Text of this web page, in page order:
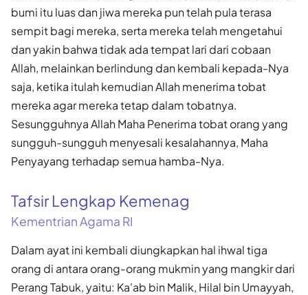
bumi itu luas dan jiwa mereka pun telah pula terasa
sempit bagi mereka, serta mereka telah mengetahui
dan yakin bahwa tidak ada tempat lari dari cobaan
Allah, melainkan berlindung dan kembali kepada-Nya
saja, ketika itulah kemudian Allah menerima tobat
mereka agar mereka tetap dalam tobatnya.
Sesungguhnya Allah Maha Penerima tobat orang yang
sungguh-sungguh menyesali kesalahannya, Maha
Penyayang terhadap semua hamba-Nya.
Tafsir Lengkap Kemenag
Kementrian Agama RI
Dalam ayat ini kembali diungkapkan hal ihwal tiga
orang di antara orang-orang mukmin yang mangkir dari
Perang Tabuk, yaitu: Ka'ab bin Malik, Hilal bin Umayyah,